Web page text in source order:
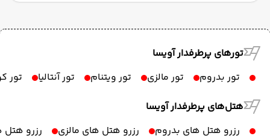
تورهای پرطرفدار آویسا
تور بدروم
تور مالزی تور ویتنام تور آنتالیا
تور
هتل‌های پرطرفدار آویسا
رزرو هتل های بدروم
رزرو هتل های مالزی
رزرو هتل